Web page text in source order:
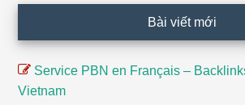
Bài viết mới
Service PBN en Français –
Vietnam